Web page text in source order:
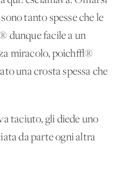
tanto spesse che le
dunque facile a un
miracolo, poich√®
una crosta spessa che
taciuto, gli diede uno
da parte ogni altra